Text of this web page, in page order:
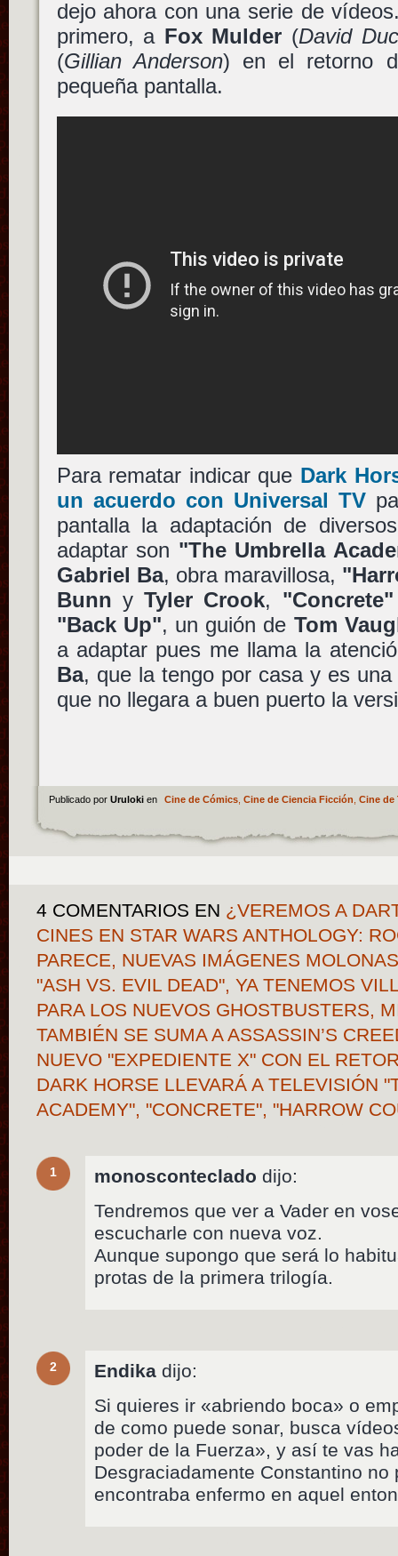
dejo ahora con una serie de
primero, a Fox Mulder (David
(Gillian Anderson) en el retorno
pequeña pantalla.
Para rematar indicar que Dark
un acuerdo con Universal TV
pantalla la adaptación de
adaptar son "The Umbrella
Gabriel Ba, obra maravillosa,
Bunn yTyler Crook, "Concrete"
"Back Up", un guión de Tom
a adaptar pues me llama la
Ba, que la tengo por casa y es
que no llegara a buen puerto la
Publicado por Uruloki en Cine de Cómics, Cine de Ciencia Ficción Cine de
4 COMENTARIOS EN ¿VEREMOS A
CINES EN STAR WARS ANTHOLOGY:
PARECE, NUEVAS IMÁGENES
"ASH VS. EVIL DEAD", YA TENEMOS
PARA LOS NUEVOS GHOSTBUSTERS,
TAMBIÉN SE SUMA A ASSASSIN’S
NUEVO "EXPEDIENTE X" CON EL
DARK HORSE LLEVARÁ A TELEVISIÓN
ACADEMY", "CONCRETE", "HARROW
1 monosconteclado dijo:
Tendremos que ver a Vader en
escucharle con nueva voz.
Aunque supongo que será lo
protas de la primera trilogía.
2 Endika dijo:
Si quieres ir «abriendo boca» o
de como puede sonar, busca
poder de la Fuerza», y así te vas
Desgraciadamente Constantino
encontraba enfermo en aquel